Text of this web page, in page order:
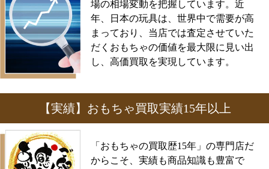
場の相場変動を把握しています。近
年、日本の玩具は、世界中で需要が高
まっており、当店では査定させていた
だくおもちゃの価値を最大限に見い出
し、高価買取を実現しています。
【実績】おもちゃ買取実績15年以上
「おもちゃの買取歴15年」の専門店だ
からこそ、実績も商品知識も豊富で